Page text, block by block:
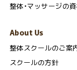
整体・マッサージの
About Us
整体スクールのご案
スクールの方針